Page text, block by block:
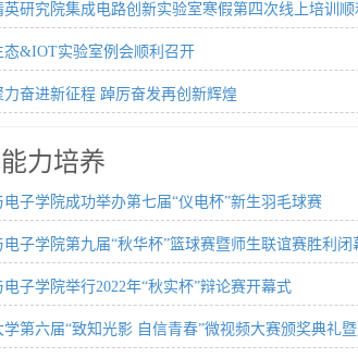
英研究院集成电路创新实验室寒假第四次线上培训顺
态&IOT实验室例会顺利召开
力奋进新征程 踔厉奋发再创新辉煌
力培养
电子学院成功举办第七届“仪电杯”新生羽毛球赛
电子学院第九届“秋华杯”篮球赛暨师生联谊赛胜利闭
电子学院举行2022年“秋实杯”辩论赛开幕式
学第六届“致知光影 自信青春”微视频大赛颁奖典礼